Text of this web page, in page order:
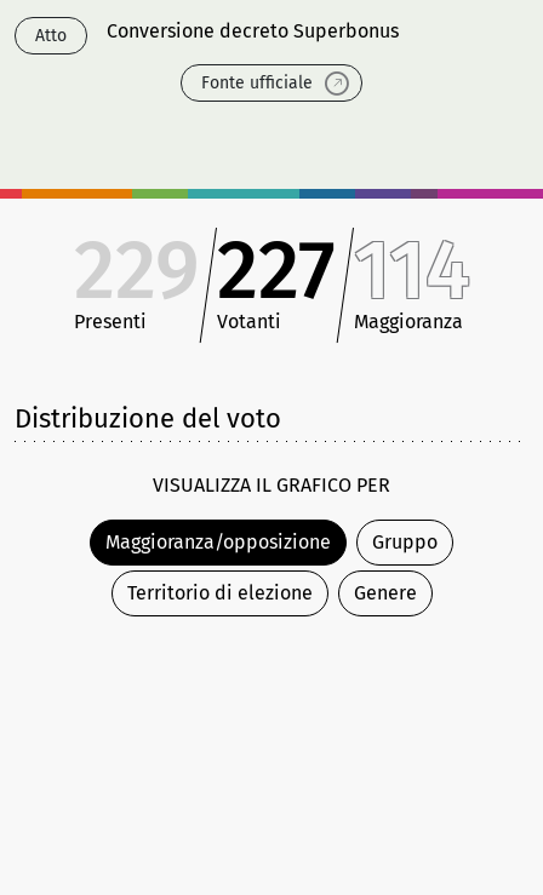
Atto Conversione decreto Superbonus
Fonte ufficiale
229
Presenti
227
Votanti
114
Maggioranza
Distribuzione del voto
VISUALIZZA IL GRAFICO PER
Maggioranza/opposizione Gruppo
Territorio di elezione Genere